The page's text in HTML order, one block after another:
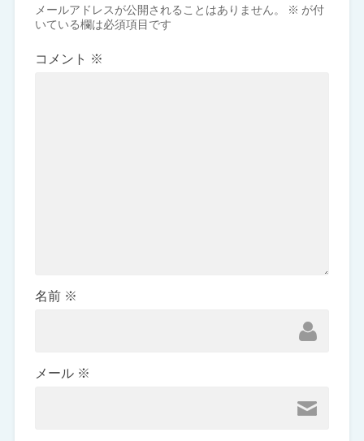
メールアドレスが公開されることはありません。 ※ が付
いている欄は必須項目です
コメント ※
名前 ※
メール ※